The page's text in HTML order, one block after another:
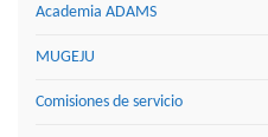
Academia ADAMS
MUGEJU
Comisiones de servicio